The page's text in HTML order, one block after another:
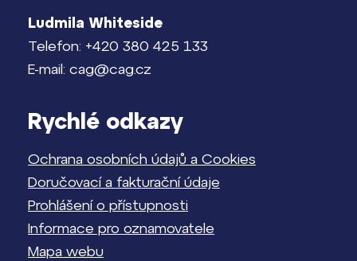
Ludmila Whiteside
Telefon: +420 380 425 133
E-mail: cag@cag.cz
Rychlé odkazy
Ochrana osobních údajů a Cookies
Doručovací a fakturační údaje
Prohlášení o přístupnosti
Informace pro oznamovatele
Mapa webu